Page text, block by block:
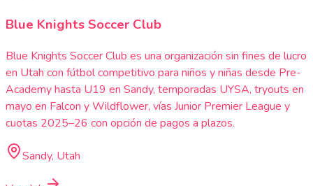
Blue Knights Soccer Club
Blue Knights Soccer Club es una organización sin fines de lucro
en Utah con fútbol competitivo para niños y niñas desde Pre-
Academy hasta U19 en Sandy, temporadas UYSA, tryouts en
mayo en Falcon y Wildflower, vías Junior Premier League y
cuotas 2025–26 con opción de pagos a plazos.
Sandy, Utah